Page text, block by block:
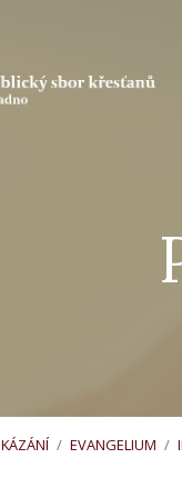
KÁZÁNÍ / EVANGELIUM /